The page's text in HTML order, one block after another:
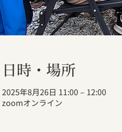
日時・場所
2025年8月26日 11:00 – 12:00
zoomオンライン